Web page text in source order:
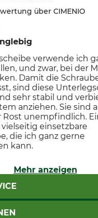
über CIMENIO
verwende ich
und zwar, bei der
Damit die
sind diese
sehr stabil und
anziehen. Sie sind
unempfindlich.
einsetzbare
die ich ganz gerne
kann.
Mehr anzeigen